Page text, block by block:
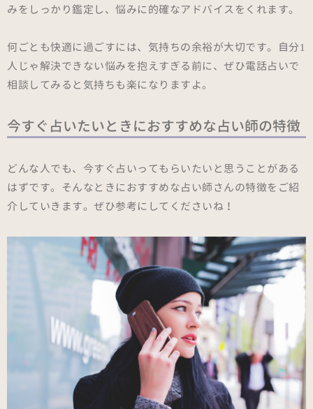
みをしっかり鑑定し、悩みに的確なアドバイスをくれます。
何ごとも快適に過ごすには、気持ちの余裕が大切です。自分1
人じゃ解決できない悩みを抱えすぎる前に、ぜひ電話占いで
相談してみると気持ちも楽になりますよ。
今すぐ占いたいときにおすすめな占い師の特徴
どんな人でも、今すぐ占いってもらいたいと思うことがある
はずです。そんなときにおすすめな占い師さんの特徴をご紹
介していきます。ぜひ参考にしてくださいね！